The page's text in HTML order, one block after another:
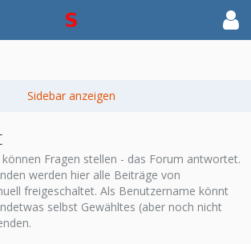
Fragen stellen - das Forum antwortet.
werden hier alle Beiträge von
freigeschaltet. Als Benutzername könnt
selbst Gewähltes (aber noch nicht